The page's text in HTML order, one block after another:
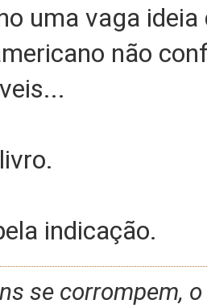
uma vaga
não
indicação.
se corrompem,